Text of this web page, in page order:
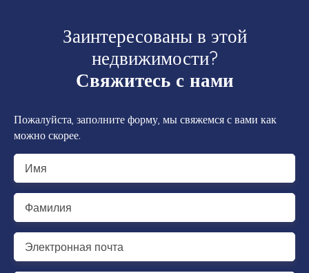
Заинтересованы в этой
недвижимости?
Свяжитесь с нами
Пожалуйста, заполните форму, мы свяжемся с вами как
можно скорее.
Имя
Фамилия
Электронная почта